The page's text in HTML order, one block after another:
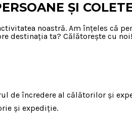
ȘI
noastră. Am înțeles că
destinația ta? Călătorește cu noi!
de încredere al călătorilor și
și expediție.